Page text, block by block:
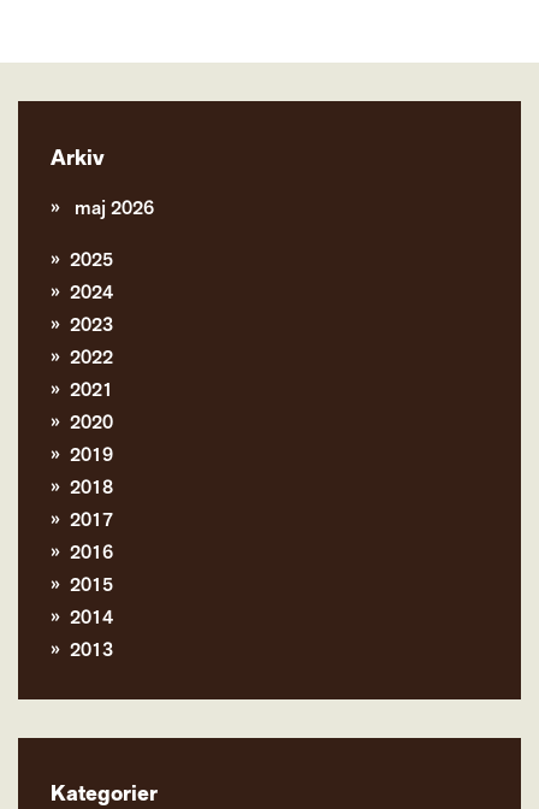
Arkiv
maj 2026
2025
2024
2023
2022
2021
2020
2019
2018
2017
2016
2015
2014
2013
Kategorier